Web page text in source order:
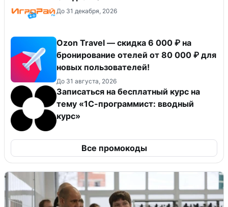
До 31 декабря, 2026
Ozon Travel — скидка 6 000 ₽ на
бронирование отелей от 80 000 ₽ для
новых пользователей!
До 31 августа, 2026
Записаться на бесплатный курс на
тему «1С-программист: вводный
курс»
Все промокоды